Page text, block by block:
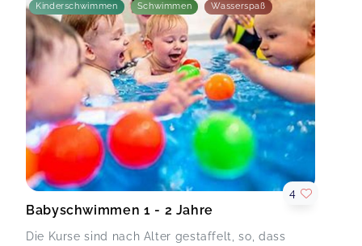
Kinderschwimmen Schwimmen Wasserspaß
Babyschwimmen 1 - 2 Jahre
Die Kurse sind nach Alter gestaffelt, so, dass
4